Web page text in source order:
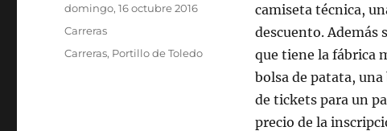
camiseta técnica,
descuento. Además
que tiene la fábrica
bolsa de patata,
de tickets para un
precio de la
Publicado
domingo, 16 octubre 2016
Categorías
Carreras
Etiquetas
Carreras, Portillo de Toledo